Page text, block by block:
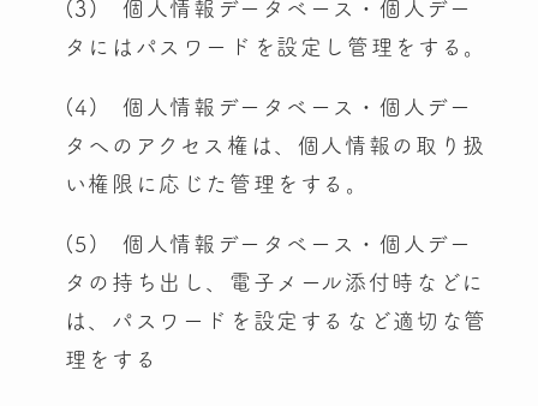
(3) 個人情報データベース・個人デー
タにはパスワードを設定し管理をする。
(4) 個人情報データベース・個人デー
タへのアクセス権は、個人情報の取り扱
い権限に応じた管理をする。
(5) 個人情報データベース・個人デー
タの持ち出し、電子メール添付時などに
は、パスワードを設定するなど適切な管
理をする